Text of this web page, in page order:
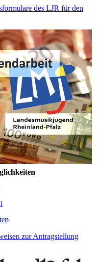
des LJR für den
zur Antragstellung